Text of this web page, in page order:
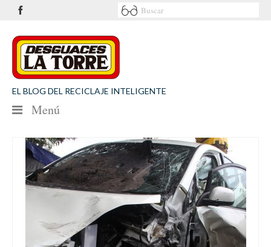
EL BLOG DEL RECICLAJE INTELIGENTE
Menú
NOTICIAS
SEGURIDAD VIAL
MEDIO AMBIENTE
CONTACTO